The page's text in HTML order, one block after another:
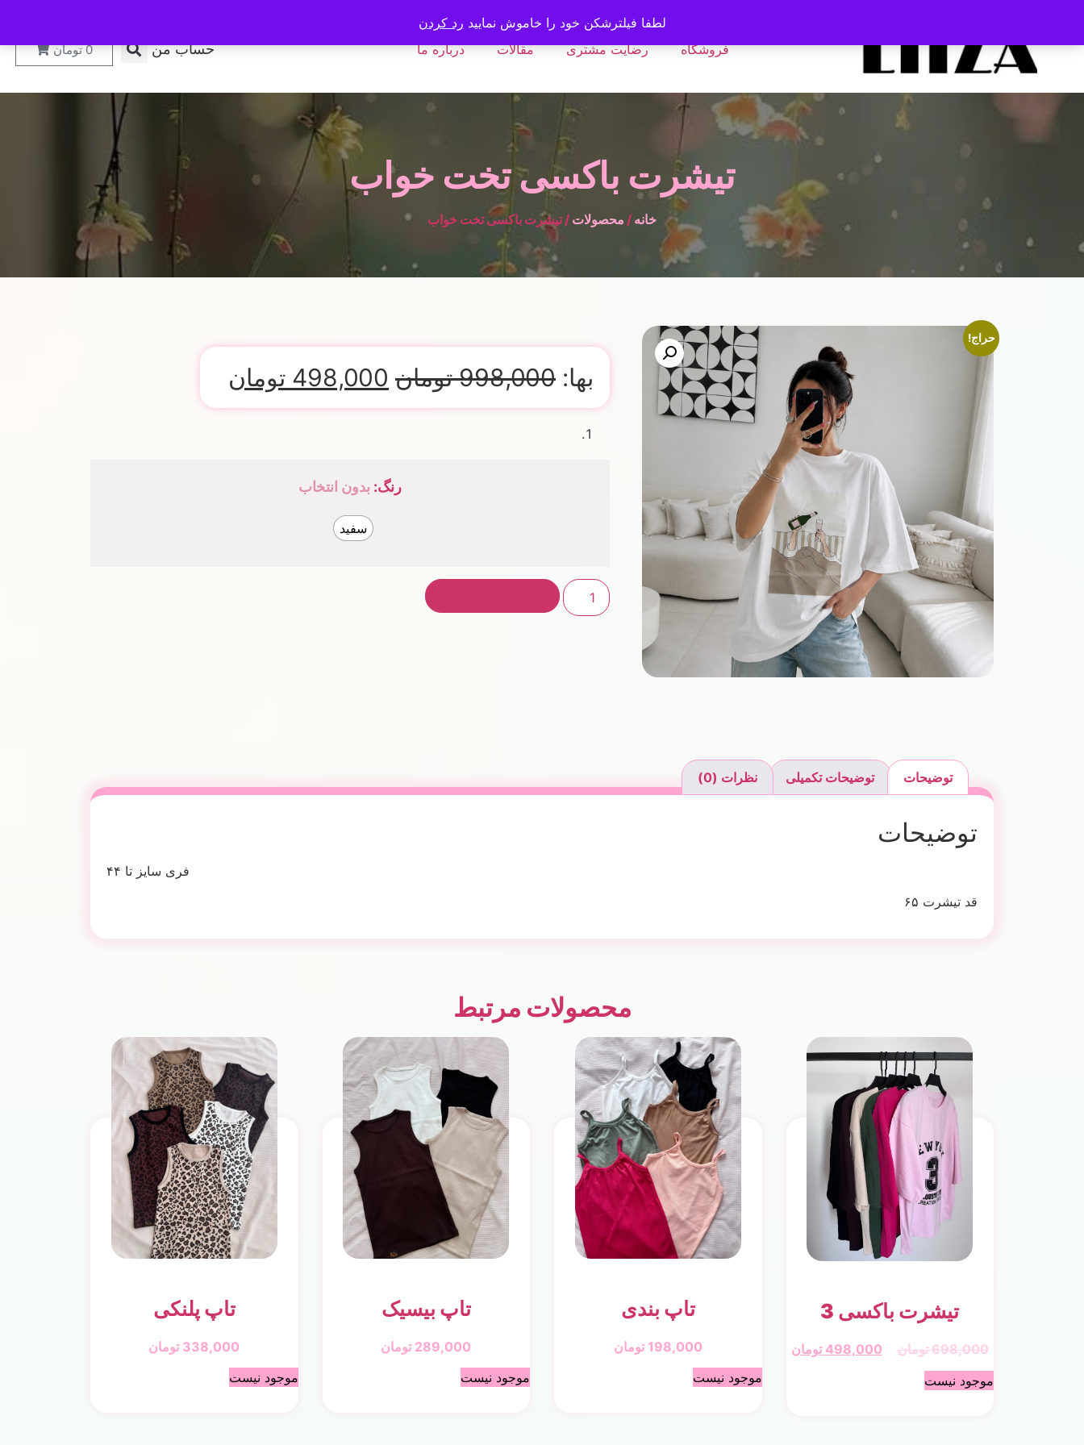
فروشگاه رضایت مشتری مقالات درباره ما حساب من 0 تومان
تیشرت باکسی تخت خواب
خانه / محصولات / تیشرت باکسی تخت خواب
حراج!
بها: 998,000 تومان 498,000 تومان
رنگ: بدون انتخاب
سفید
توضیحات توضیحات تکمیلی نظرات (0)
توضیحات
فری سایز تا ۴۴
قد تیشرت ۶۵
محصولات مرتبط
تیشرت باکسی 3
698,000 تومان 498,000 تومان
موجود نیست
تاپ بندی
198,000 تومان
موجود نیست
تاپ بیسیک
289,000 تومان
موجود نیست
تاپ پلنکی
338,000 تومان
موجود نیست
لطفا فیلترشکن خود را خاموش نمایید رد کردن